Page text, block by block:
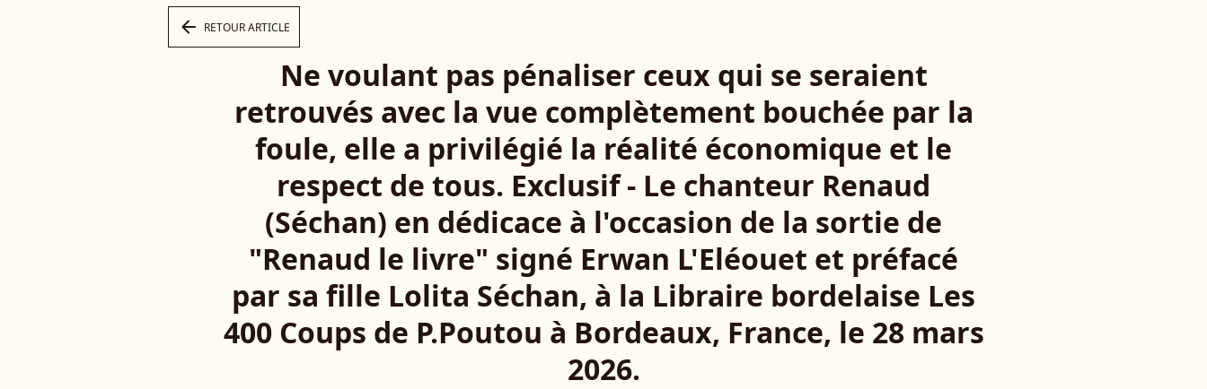
arrow_left RETOUR ARTICLE
Ne voulant pas pénaliser ceux qui se seraient
retrouvés avec la vue complètement bouchée par la
foule, elle a privilégié la réalité économique et le
respect de tous. Exclusif - Le chanteur Renaud
(Séchan) en dédicace à l'occasion de la sortie de
"Renaud le livre" signé Erwan L'Eléouet et préfacé
par sa fille Lolita Séchan, à la Libraire bordelaise Les
400 Coups de P.Poutou à Bordeaux, France, le 28 mars
2026.